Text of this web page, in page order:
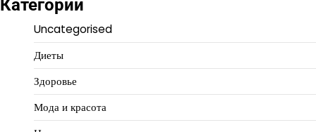
Категории
Uncategorised
Диеты
Здоровье
Мода и красота